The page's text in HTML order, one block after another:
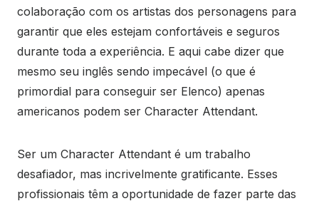
colaboração com os artistas dos personagens para
garantir que eles estejam confortáveis ​​e seguros
durante toda a experiência. E aqui cabe dizer que
mesmo seu inglês sendo impecável (o que é
primordial para conseguir ser Elenco) apenas
americanos podem ser Character Attendant.
Ser um Character Attendant é um trabalho
desafiador, mas incrivelmente gratificante. Esses
profissionais têm a oportunidade de fazer parte das